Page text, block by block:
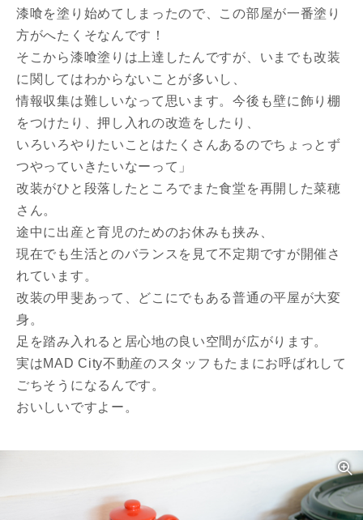
漆喰を塗り始めてしまったので、この部屋が一番塗り
方がへたくそなんです！
そこから漆喰塗りは上達したんですが、いまでも改装
に関してはわからないことが多いし、
情報収集は難しいなって思います。今後も壁に飾り棚
をつけたり、押し入れの改造をしたり、
いろいろやりたいことはたくさんあるのでちょっとず
つやっていきたいなーって」
改装がひと段落したところでまた食堂を再開した菜穂
さん。
途中に出産と育児のためのお休みも挟み、
現在でも生活とのバランスを見て不定期ですが開催さ
れています。
改装の甲斐あって、どこにでもある普通の平屋が大変
身。
足を踏み入れると居心地の良い空間が広がります。
実はMAD City不動産のスタッフもたまにお呼ばれして
ごちそうになるんです。
おいしいですよー。